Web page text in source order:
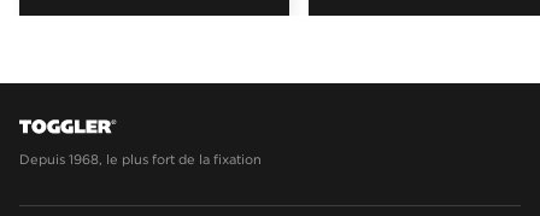
Depuis 1968, le plus fort de la fixation